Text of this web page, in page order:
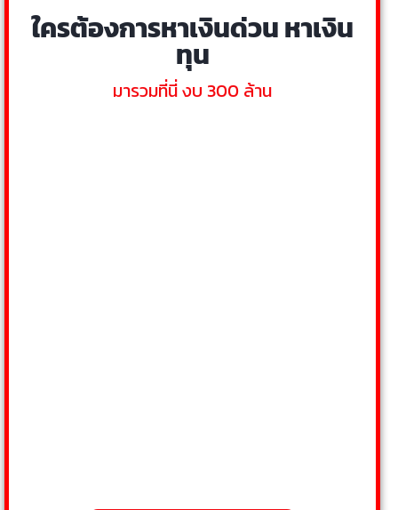
ใครต้องการหาเงินด่วน หาเงิน
ทุน
มารวมที่นี่ งบ 300 ล้าน